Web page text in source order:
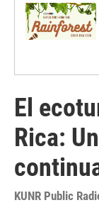
El
Rica:
KUNR Public